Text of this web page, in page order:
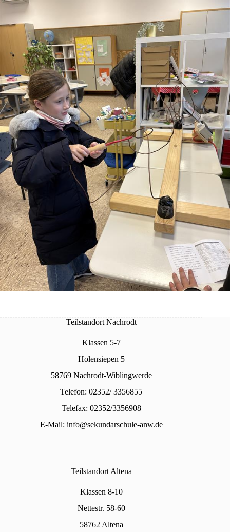
Teilstandort Nachrodt
Klassen 5-7
Holensiepen 5
58769 Nachrodt-Wiblingwerde
Telefon: 02352/ 3356855
Telefax: 02352/3356908
E-Mail: info@sekundarschule-anw.de
Teilstandort Altena
Klassen 8-10
Nettestr. 58-60
58762 Altena